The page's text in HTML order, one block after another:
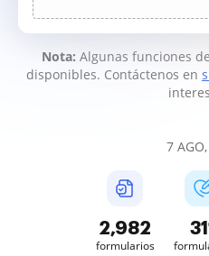
Nota: Algunas funciones
disponibles. Contáctenos en
7
2,982
formularios